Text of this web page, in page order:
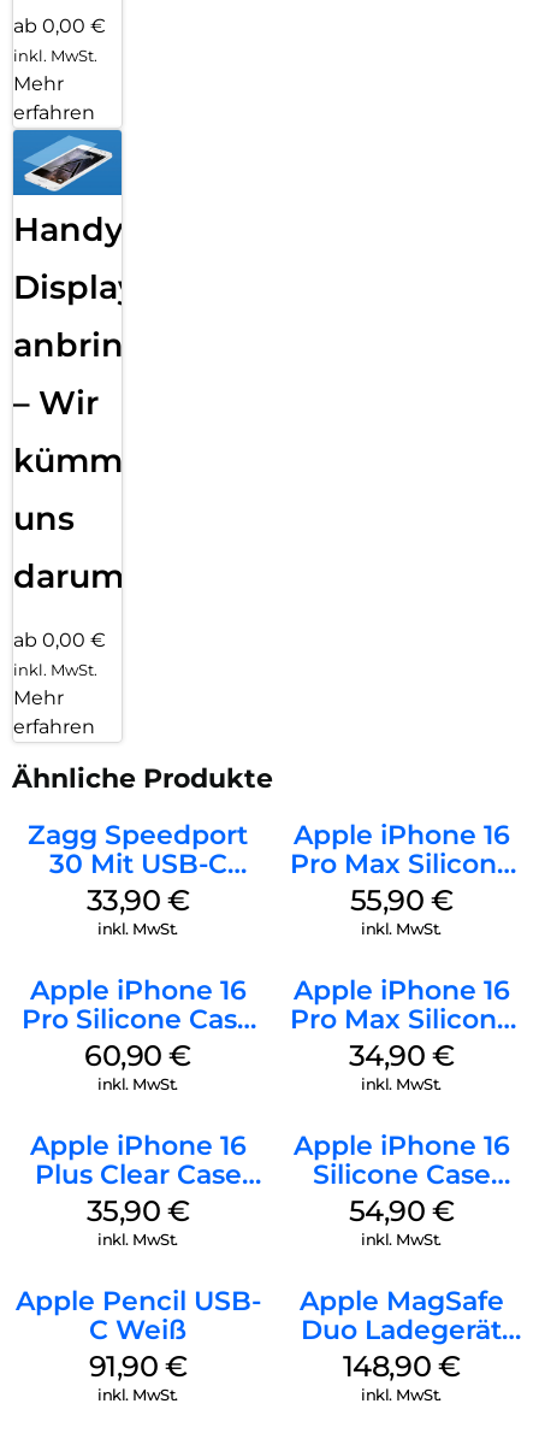
ab 0,00 €
inkl. MwSt.
Mehr
erfahren
Handy
Displayfolie
anbringen
– Wir
kümmern
uns
darum!
ab 0,00 €
inkl. MwSt.
Mehr
erfahren
Ähnliche Produkte
Zagg Speedport
30 Mit USB-C
Kabel Weiß
33,90 €
inkl. MwSt.
Apple iPhone 16
Pro Max Silicone
Case MagSafe
Stone Gray
55,90 €
inkl. MwSt.
Apple iPhone 16
Pro Silicone Case
MagSafe Stone
Gray
60,90€
inkl. MwSt.
Apple iPhone 16
Pro Max Silicone
Case MagSafe
Denim
34,90 €
inkl. MwSt.
Apple iPhone 16
Plus Clear Case
MagSafe
Transparent
35,90 €
inkl. MwSt.
Apple iPhone 16
Silicone Case
MagSafe Lake
Green
54,90 €
inkl. MwSt.
Apple Pencil USB-
C Weiß
91,90 €
inkl. MwSt.
Apple MagSafe
Duo Ladegerät
Weiß
148,90 €
inkl. MwSt.